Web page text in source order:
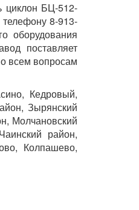
циклон БЦ-512-
8-913-
оборудования
поставляет
всем вопросам
Кедровый,
Зырянский
Молчановский
район,
Колпашево,